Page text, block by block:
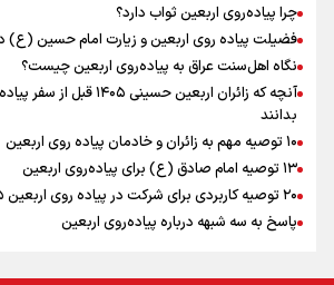
اقتدار علمی و استقلال ملی؛ میراث
ماندگار شد
اینفو برنا / جدول کامل فاصله مرز شلمچه
عراق
چرا پیاده‌روی اربعین ثواب دارد؟
فضیلت پیاده روی اربعین و زیارت امام حسین (ع)
نگاه اهل‌سنت عراق به پیاده‌روی اربعین چیست؟
آنچه که زائران اربعین حسینی
بدانند
۱۰ توصیه مهم به زائران و خادمان پیاده روی اربعین
۱۳ توصیه امام صادق (ع) برای پیاده‌روی اربعین
۲۰ توصیه کاربردی برای شرکت در پیاده روی اربعین ۱۴۰۵
پاسخ به سه‌ شبهه درباره پیاده‌روی اربعین